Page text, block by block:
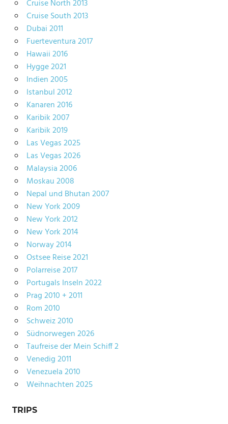
Cruise North 2013
Cruise South 2013
Dubai 2011
Fuerteventura 2017
Hawaii 2016
Hygge 2021
Indien 2005
Istanbul 2012
Kanaren 2016
Karibik 2007
Karibik 2019
Las Vegas 2025
Las Vegas 2026
Malaysia 2006
Moskau 2008
Nepal und Bhutan 2007
New York 2009
New York 2012
New York 2014
Norway 2014
Ostsee Reise 2021
Polarreise 2017
Portugals Inseln 2022
Prag 2010 + 2011
Rom 2010
Schweiz 2010
Südnorwegen 2026
Taufreise der Mein Schiff 2
Venedig 2011
Venezuela 2010
Weihnachten 2025
TRIPS